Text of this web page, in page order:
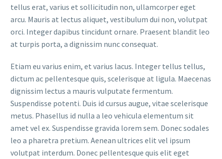
tellus erat, varius et sollicitudin non, ullamcorper eget
arcu. Mauris at lectus aliquet, vestibulum dui non, volutpat
orci. Integer dapibus tincidunt ornare. Praesent blandit leo
at turpis porta, a dignissim nunc consequat.
Etiam eu varius enim, et varius lacus. Integer tellus tellus,
dictum ac pellentesque quis, scelerisque at ligula. Maecenas
dignissim lectus a mauris vulputate fermentum.
Suspendisse potenti. Duis id cursus augue, vitae scelerisque
metus. Phasellus id nulla a leo vehicula elementum sit
amet vel ex. Suspendisse gravida lorem sem. Donec sodales
leo a pharetra pretium. Aenean ultrices elit vel ipsum
volutpat interdum. Donec pellentesque quis elit eget